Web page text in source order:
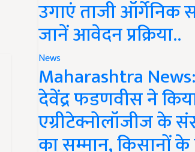
उगाएं ताजी ऑर्गेनिक
जानें आवेदन प्रक्रिया..
News
Maharashtra
देवेंद्र फडणवीस ने
एग्रीटेक्नोलॉजीज के
का सम्मान, किसानों